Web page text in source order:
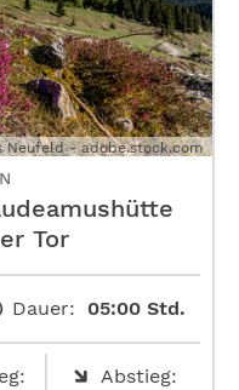
Neufeld - adobe.stock.com
Tor
Dauer: 05:00 Std.
Abstieg: